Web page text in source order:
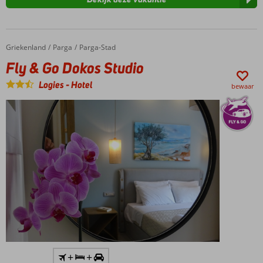
Home
Griekenland Parga Parga-Stad
Fly & Go Dokos Studio
Fly & Go Dokos Studio
Logies-Hotel bewaar
+ +